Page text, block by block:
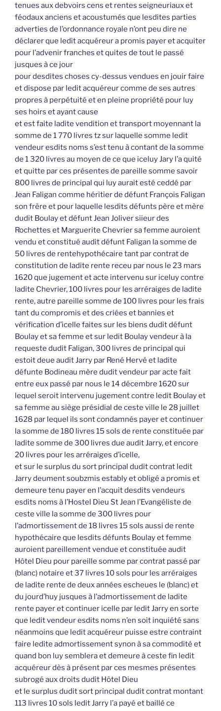
tenues aux debvoirs cens et rentes seigneuriaux et
féodaux anciens et acoustumés que lesdites parties
adverties de l’ordonnance royale n’ont peu dire ne
déclarer que ledit acquéreur a promis payer et acquiter
pour l’advenir franches et quites de tout le passé
jusques à ce jour
pour desdites choses cy-dessus vendues en jouir faire
et dispose par ledit acquéreur comme de ses autres
propres à perpétuité et en pleine propriété pour luy
ses hoirs et ayant cause
et est faite ladite vendition et transport moyennant la
somme de 1 770 livres tz sur laquelle somme ledit
vendeur esdits noms s’est tenu à contant de la somme
de 1 320 livres au moyen de ce que iceluy Jary l’a quité
et quitte par ces présentes de pareille somme savoir
800 livres de principal qui luy aurait esté ceddé par
Jean Faligan comme héritier de défunt François Faligan
son frère et pour laquelle lesdits défunts père et mère
dudit Boulay et défunt Jean Joliver siieur des
Rochettes et Marguerite Chevrier sa femme auroient
vendu et constitué audit défunt Faligan la somme de
50 livres de rentehypothécaire tant par contrat de
constitution de ladite rente receu par nous le 23 mars
1620 que jugement et acte intervenu sur iceluy contre
ladite Chevrier, 100 livres pour les arréraiges de ladite
rente, autre pareille somme de 100 livres pour les frais
tant du compromis et des criées et bannies et
vérification d’icelle faites sur les biens dudit défunt
Boulay et sa femme et sur ledit Boulay vendeur à la
requeste dudit Faligan, 300 livres de principal qui
estoit deue audit Jarry par René Hervé et ladite
défunte Bodineau mère dudit vendeur par acte fait
entre eux passé par nous le 14 décembre 1620 sur
lequel seroit intervenu jugement contre ledit Boulay et
sa femme au siège présidial de ceste ville le 28 juillet
1628 par lequel ils sont condamnés payer et continuer
la somme de 180 livres 15 sols de rente constituée par
ladite somme de 300 livres due audit Jarry, et encore
20 livres pour les arréraiges d’icelle,
et sur le surplus du sort principal dudit contrat ledit
Jarry deument soubzmis estably et obligé a promis et
demeure tenu payer en l’acquit desdits vendeurs
esdits noms à l’Hostel Dieu St Jean l’Evangéliste de
ceste ville la somme de 300 livres pour
l’admortissement de 18 livres 15 sols aussi de rente
hypothécaire que lesdits défunts Boulay et femme
auroient pareillement vendue et constituée audit
Hôtel Dieu pour pareille somme par contrat passé par
(blanc) notaire et 37 livres 10 sols pour les arréraiges
de ladite rente de deux années escheues le (blanc) et
du jourd’huy jusques à l’admortissement de ladite
rente payer et continuer icelle par ledit Jarry en sorte
que ledit vendeur esdits noms n’en soit inquiété sans
néanmoins que ledit acquéreur puisse estre contraint
faire ledite admortissement synon à sa commodité et
quand bon luy semblera et demeure à ceste fin ledit
acquéreur dès à présent par ces mesmes présentes
subrogé aux droits dudit Hôtel Dieu
et le surplus dudit sort principal dudit contrat montant
113 livres 10 sols ledit Jarry l’a payé et baillé ce